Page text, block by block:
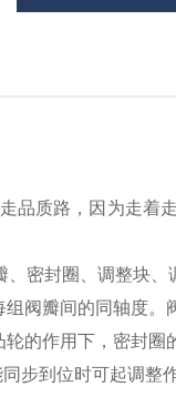
品质路，因为走着
密封圈、调整块
阀瓣间的同轴度
的作用下，密封
步到位时可起调整